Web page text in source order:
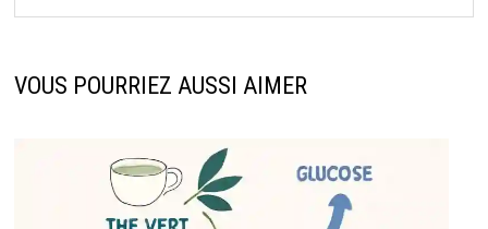
VOUS POURRIEZ AUSSI AIMER